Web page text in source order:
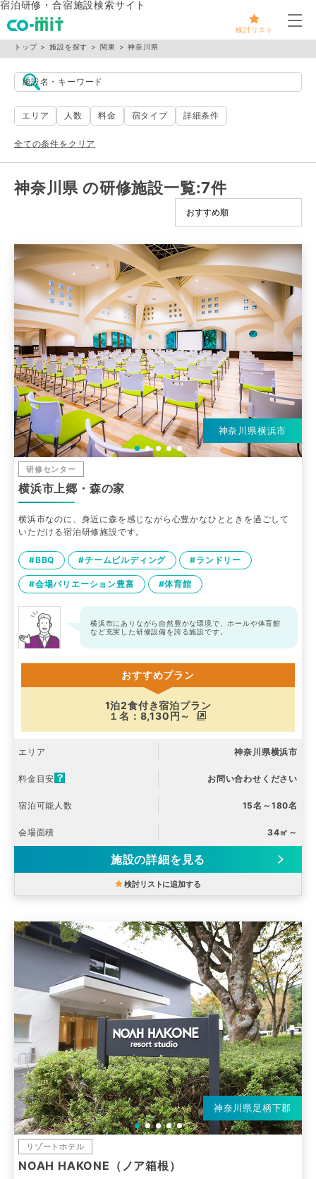
宿泊研修・合宿施設検索サイト
検討リスト
メ
トップ 施設を探す 関東 神奈川県
施設名・キーワード
エリア 人数 料金 宿タイプ 詳細条件
全ての条件をクリア
神奈川県 の研修施設一覧:7件
神奈川県横浜市
研修センター
横浜市上郷・森の家
横浜市なのに、身近に森を感じながら心豊かなひとときを過ごして
いただける宿泊研修施設です。
#BBQ #チームビルディング #ランドリー
#会場バリエーション豊富 #体育館
横浜市にありながら自然豊かな環境で、ホールや体育館
など充実した研修設備を誇る施設です。
おすすめプラン
1泊2食付き宿泊プラン
１名：8,130円～
エリア 神奈川県横浜市
料金目安 お問い合わせください
宿泊可能人数 15名～180名
会場面積 34㎡～
施設の詳細を見る
検討リストに追加する
神奈川県足柄下郡
リゾートホテル
NOAH HAKONE（ノア箱根）